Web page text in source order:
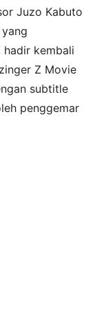
Juzo Kabuto
hadir kembali
Z Movie
subtitle
penggemar